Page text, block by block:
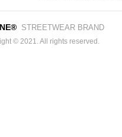
STREETWEAR BRAND
© 2021. All rights reserved.